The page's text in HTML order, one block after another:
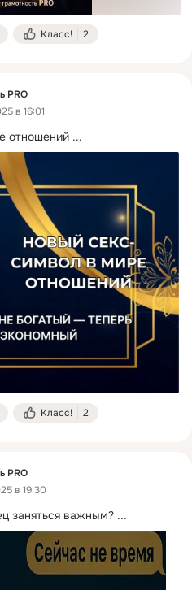
Класс! 2
PRO
в 16:01
отношений ...
Класс! 2
PRO
в 19:30
заняться важным? ...